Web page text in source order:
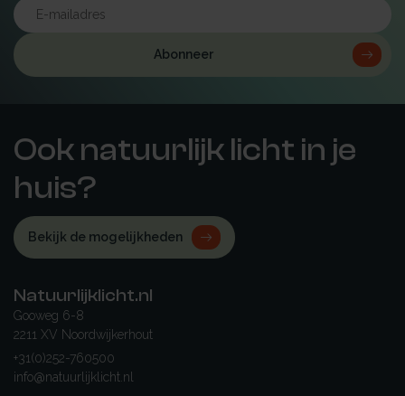
Abonneer
Ook natuurlijk licht in je
huis?
Bekijk de mogelijkheden
Natuurlijklicht.nl
Gooweg 6-8
2211 XV Noordwijkerhout
+31(0)252-760500
info@natuurlijklicht.nl